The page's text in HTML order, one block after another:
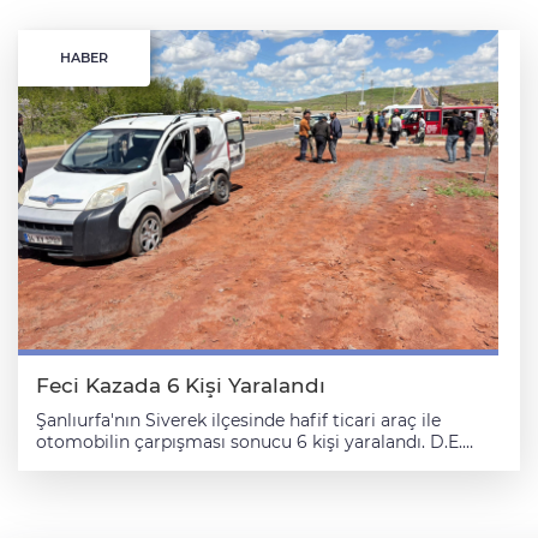
HABER
Feci Kazada 6 Kişi Yaralandı
Şanlıurfa'nın Siverek ilçesinde hafif ticari araç ile
otomobilin çarpışması sonucu 6 kişi yaralandı. D.E.